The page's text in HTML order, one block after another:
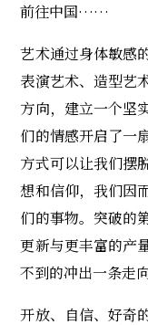
前往中国……
艺术通过身体敏感
表演艺术、造型艺
方向，建立一个坚
们的情感开启了一
方式可以让我们摆
想和信仰，我们因
们的事物。突破的
更新与更丰富的产
不到的冲出一条走
开放、自信、好奇